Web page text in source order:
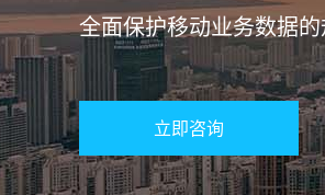
全面保护移动业务数据
立即咨询